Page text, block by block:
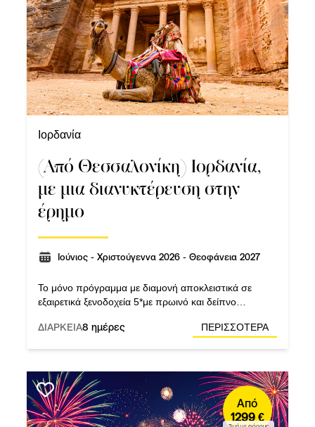
Άπω Ανατολή
Μέση Ανατολή
Νοτιοανατολική Ασία
Ινδική Υποήπειρος
Ευρώπη
Ελλάδα
Λατινική Αμερική
H.Π.Α
Καναδάς
Ιορδανία
(Από Θεσσαλονίκη) Ιορδανία,
με μια διανυκτέρευση στην
έρημο
Ιούνιος - Χριστούγεννα 2026 - Θεοφάνεια 2027
Το μόνο πρόγραμμα με διαμονή αποκλειστικά σε
εξαιρετικά ξενοδοχεία 5*με πρωινό και δείπνο
ΔΙΑΡΚΕΙΑ8 ημέρες ΠΕΡΙΣΣΟΤΕΡΑ
Από
1299 €